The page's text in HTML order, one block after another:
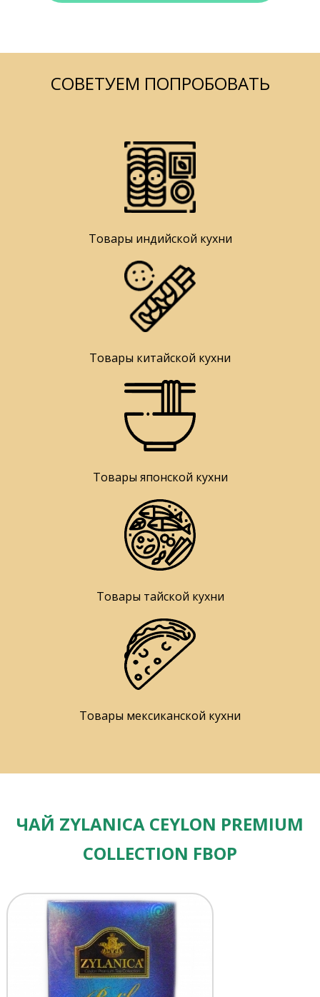
СОВЕТУЕМ ПОПРОБОВАТЬ
Товары индийской кухни
Товары китайской кухни
Товары японской кухни
Товары тайской кухни
Товары мексиканской кухни
ЧАЙ ZYLANICA CEYLON PREMIUM
COLLECTION FBOP